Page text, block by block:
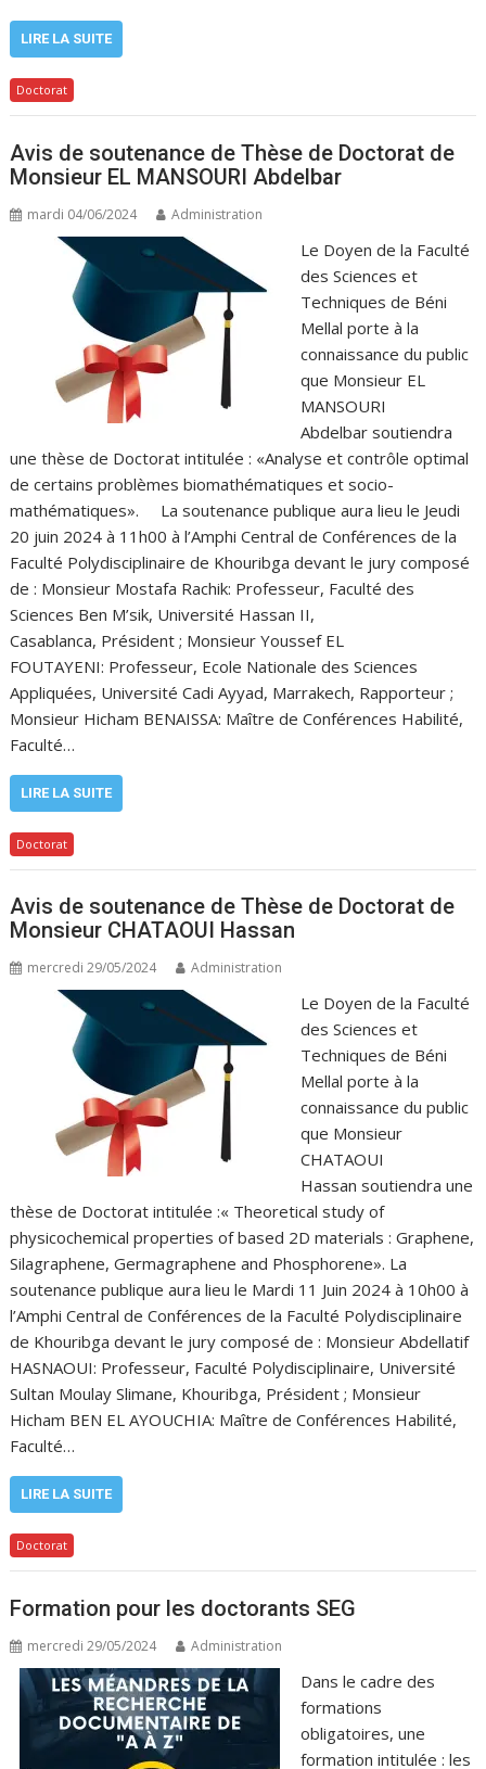
LIRE LA SUITE
Doctorat
Avis de soutenance de Thèse de Doctorat de
Monsieur EL MANSOURI Abdelbar
mardi 04/06/2024 Administration
Le Doyen de la Faculté
des Sciences et
Techniques de Béni
Mellal porte à la
connaissance du public
que Monsieur EL
MANSOURI
Abdelbar soutiendra
une thèse de Doctorat intitulée : «Analyse et contrôle optimal
de certains problèmes biomathématiques et socio-
mathématiques». La soutenance publique aura lieu le Jeudi
20 juin 2024 à 11h00 à l’Amphi Central de Conférences de la
Faculté Polydisciplinaire de Khouribga devant le jury composé
de : Monsieur Mostafa Rachik: Professeur, Faculté des
Sciences Ben M’sik, Université Hassan II,
Casablanca, Président ; Monsieur Youssef EL
FOUTAYENI: Professeur, Ecole Nationale des Sciences
Appliquées, Université Cadi Ayyad, Marrakech, Rapporteur ;
Monsieur Hicham BENAISSA: Maître de Conférences Habilité,
Faculté…
LIRE LA SUITE
Doctorat
Avis de soutenance de Thèse de Doctorat de
Monsieur CHATAOUI Hassan
mercredi 29/05/2024 Administration
Le Doyen de la Faculté
des Sciences et
Techniques de Béni
Mellal porte à la
connaissance du public
que Monsieur
CHATAOUI
Hassan soutiendra une
thèse de Doctorat intitulée :« Theoretical study of
physicochemical properties of based 2D materials : Graphene,
Silagraphene, Germagraphene and Phosphorene». La
soutenance publique aura lieu le Mardi 11 Juin 2024 à 10h00 à
l’Amphi Central de Conférences de la Faculté Polydisciplinaire
de Khouribga devant le jury composé de : Monsieur Abdellatif
HASNAOUI: Professeur, Faculté Polydisciplinaire, Université
Sultan Moulay Slimane, Khouribga, Président ; Monsieur
Hicham BEN EL AYOUCHIA: Maître de Conférences Habilité,
Faculté…
LIRE LA SUITE
Doctorat
Formation pour les doctorants SEG
mercredi 29/05/2024 Administration
Dans le cadre des
formations
obligatoires, une
formation intitulée : les